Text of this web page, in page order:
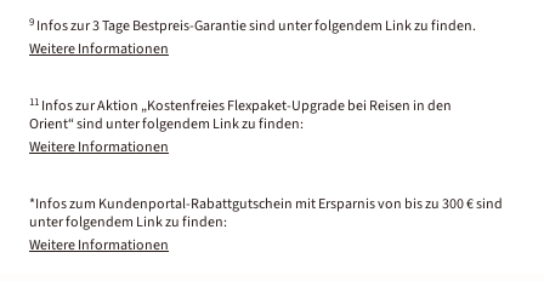
9 Infos zur 3 Tage Bestpreis-Garantie sind unter folgendem Link zu finden.
Weitere Informationen
11 Infos zur Aktion „Kostenfreies Flexpaket-Upgrade bei Reisen in den
Orient“ sind unter folgendem Link zu finden:
Weitere Informationen
*Infos zum Kundenportal-Rabattgutschein mit Ersparnis von bis zu 300 € sind
unter folgendem Link zu finden:
Weitere Informationen